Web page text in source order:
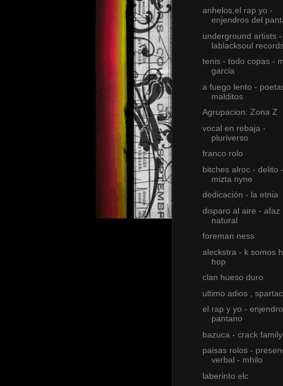
anhelos,el rap yo -
enjendros del
underground artists -
lablacksoul
tenis - todo copas -
garcia
a fuego lento -
malditos
Agrupacion: Zona Z
vocal en rebaja -
pluriverso
franco rolo
bitches alroc - delito -
mizta nyne
dedicación - la etnia
disparo al aire - afaz
natural
foreman ness
aleckstra - k somos
hop
clan hueso duro
ultimo adios ,
el rap y yo -
pantano
bazuca - crack family
paisas rolos -
verbal - mhilo
laberinto elc